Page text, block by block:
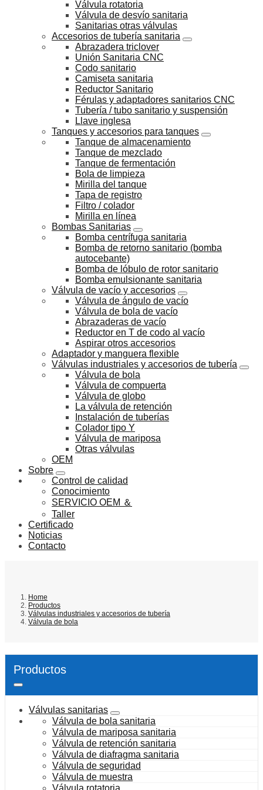
Válvula rotatoria
Válvula de desvío sanitaria
Sanitarias otras válvulas
Accesorios de tubería sanitaria
Abrazadera triclover
Unión Sanitaria CNC
Codo sanitario
Camiseta sanitaria
Reductor Sanitario
Férulas y adaptadores sanitarios CNC
Tubería / tubo sanitario y suspensión
Llave inglesa
Tanques y accesorios para tanques
Tanque de almacenamiento
Tanque de mezclado
Tanque de fermentación
Bola de limpieza
Mirilla del tanque
Tapa de registro
Filtro / colador
Mirilla en línea
Bombas Sanitarias
Bomba centrífuga sanitaria
Bomba de retorno sanitario (bomba
autocebante)
Bomba de lóbulo de rotor sanitario
Bomba emulsionante sanitaria
Válvula de vacío y accesorios
Válvula de ángulo de vacío
Válvula de bola de vacío
Abrazaderas de vacío
Reductor en T de codo al vacío
Aspirar otros accesorios
Adaptador y manguera flexible
Válvulas industriales y accesorios de tubería
Válvula de bola
Válvula de compuerta
Válvula de globo
La válvula de retención
Instalación de tuberías
Colador tipo Y
Válvula de mariposa
Otras válvulas
OEM
Sobre
Control de calidad
Conocimiento
SERVICIO OEM ＆
Taller
Certificado
Noticias
Contacto
Home
Productos
Válvulas industriales y accesorios de tubería
Válvula de bola
Productos
Válvulas sanitarias
Válvula de bola sanitaria
Válvula de mariposa sanitaria
Válvula de retención sanitaria
Válvula de diafragma sanitaria
Válvula de seguridad
Válvula de muestra
Válvula rotatoria